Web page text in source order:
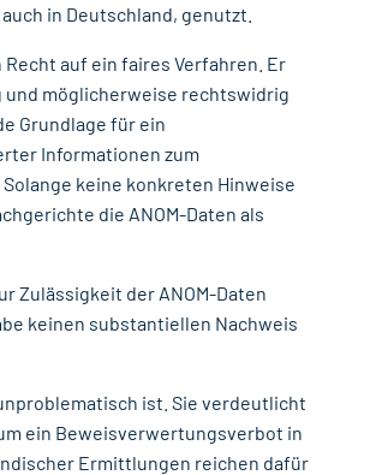
in Deutschland, genutzt.
auf ein faires Verfahren. Er
und möglicherweise rechtswidrig
Grundlage für ein
Informationen zum
keine konkreten Hinweise
die ANOM-Daten als
Zulässigkeit der ANOM-Daten
keinen substantiellen Nachweis
ist. Sie verdeutlicht
ein Beweisverwertungsverbot in
Ermittlungen reichen dafür